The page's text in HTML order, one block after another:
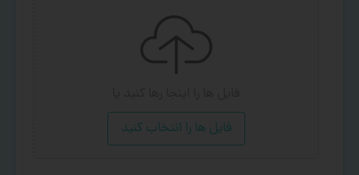
فایل ها را انتخاب کنید